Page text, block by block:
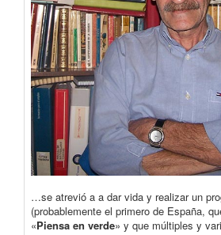
…se atrevió a a dar vida y realizar un
(probablemente el primero de España,
«Piensa en verde» y que múltiples y